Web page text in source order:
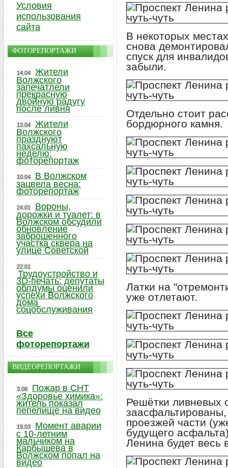
В некоторых
снова
спуск для
забыли.
Отдельно стоит
бордюрного камня.
Латки на
уже отлетают.
Решётки ливневых
проезжей части
будущего
Ленина будет весь
Условия
использования
сайта
ФОТОРЕПОРТАЖИ
14.04
Жители
Волжского
запечатлели
прекрасную
двойную радугу
после ливня
13.04
Жители
Волжского
празднуют
пахсальную
неделю:
фоторепортаж
10.04
В Волжском
зацвела весна:
фоторепортаж
24.01
Вороны,
дорожки и туалет: в
Волжском обсудили
обновление
заброшенного
участка сквера на
улице Советской
22.01
Трудоустройство и
3D-печать: депутаты
облдумы оценили
успехи Волжского
дома
соцобслуживания
Все
фоторепортажи
ВИДЕОРЕПОРТАЖИ
3.08
Пожар в СНТ
«Здоровье химика»:
житель показал
пепелище на видео
19.03
Момент аварии
с 10-летним
мальчиком на
Карбышева в
Волжском попал на
видео